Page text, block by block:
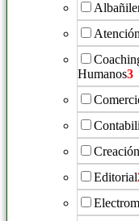
Humanos3
Editorial